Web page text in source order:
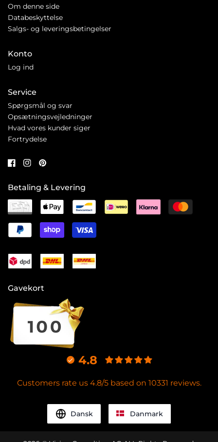
Om denne side
Databeskyttelse
Salgs- og leveringsbetingelser
Konto
Log ind
Service
Spørgsmål og svar
Opsætningsvejledninger
Hvad vores kunder siger
Fortrydelse
Betaling & Levering
Gavekort
4.8
Customers rate us 4.8/5 based on 10331 reviews.
Dansk Danmark